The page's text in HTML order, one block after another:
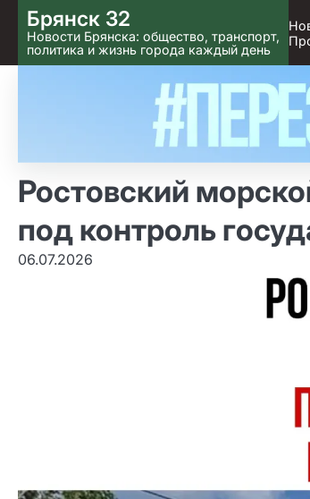
Skip
to content
Брянск 32
Новости Брянска: общество, транспорт,
политика и жизнь города каждый день
Ростовский
под контроль
06.07.2026